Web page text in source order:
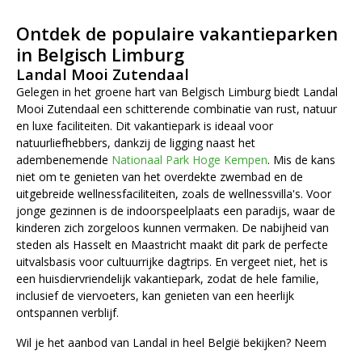
Ontdek de populaire vakantieparken
in Belgisch Limburg
Landal Mooi Zutendaal
Gelegen in het groene hart van Belgisch Limburg biedt Landal
Mooi Zutendaal een schitterende combinatie van rust, natuur
en luxe faciliteiten. Dit vakantiepark is ideaal voor
natuurliefhebbers, dankzij de ligging naast het
adembenemende Nationaal Park Hoge Kempen. Mis de kans
niet om te genieten van het overdekte zwembad en de
uitgebreide wellnessfaciliteiten, zoals de wellnessvilla's. Voor
jonge gezinnen is de indoorspeelplaats een paradijs, waar de
kinderen zich zorgeloos kunnen vermaken. De nabijheid van
steden als Hasselt en Maastricht maakt dit park de perfecte
uitvalsbasis voor cultuurrijke dagtrips. En vergeet niet, het is
een huisdiervriendelijk vakantiepark, zodat de hele familie,
inclusief de viervoeters, kan genieten van een heerlijk
ontspannen verblijf.
Wil je het aanbod van Landal in heel België bekijken? Neem